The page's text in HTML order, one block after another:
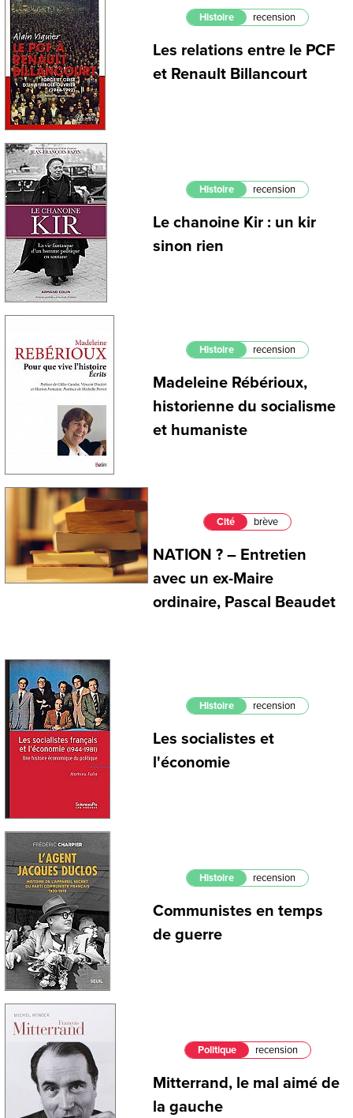
Histoire recension
Les relations entre le PCF
et Renault Billancourt
Histoire recension
Le chanoine Kir : un kir
sinon rien
Histoire recension
Madeleine Rébérioux,
historienne du socialisme
et humaniste
Cité brève
NATION ? – Entretien
avec un ex-Maire
ordinaire, Pascal Beaudet
Histoire recension
Les socialistes et
l'économie
Histoire recension
Communistes en temps
de guerre
Politique recension
Mitterrand, le mal aimé de
la gauche